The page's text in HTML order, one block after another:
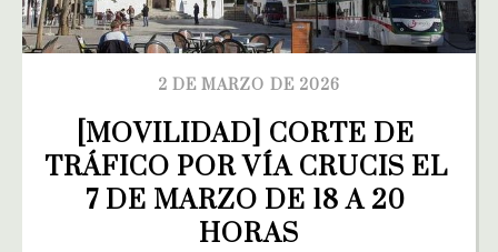
2 DE MARZO DE 2026
[MOVILIDAD] CORTE DE
TRÁFICO POR VÍA CRUCIS EL
7 DE MARZO DE 18 A 20
HORAS